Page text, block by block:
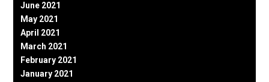
June 2021
May 2021
April 2021
March 2021
February 2021
January 2021